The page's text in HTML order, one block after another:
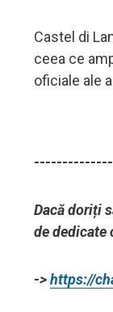
Castel di
ceea ce
oficiale ale
Dacă doriți
de
->https://